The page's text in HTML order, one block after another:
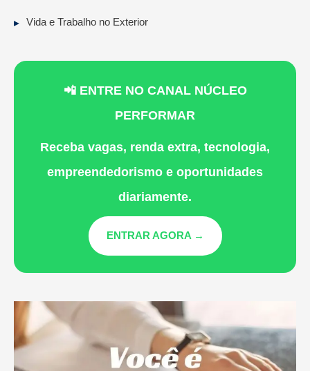
Vida e Trabalho no Exterior
📲 ENTRE NO CANAL NÚCLEO
PERFORMAR
Receba vagas, renda extra, tecnologia,
empreendedorismo e oportunidades
diariamente.
ENTRAR AGORA →